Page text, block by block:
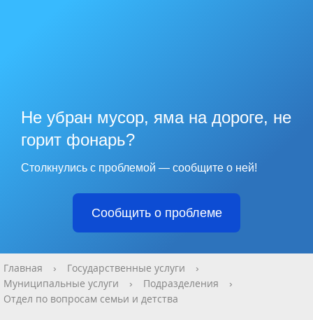
Не убран мусор, яма на дороге, не
горит фонарь?
Столкнулись с проблемой — сообщите о ней!
Сообщить о проблеме
Главная › Государственные услуги
›
Муниципальные услуги
› Подразделения
›
Отдел по вопросам семьи и детства